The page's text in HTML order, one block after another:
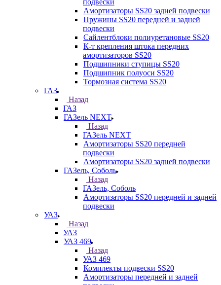
подвески
Амортизаторы SS20 задней подвески
Пружины SS20 передней и задней
подвески
Сайлентблоки полиуретановые SS20
К-т крепления штока передних
амортизаторов SS20
Подшипники ступицы SS20
Подшипник полуоси SS20
Тормозная система SS20
ГАЗ
Назад
ГАЗ
ГАЗель NEXT
Назад
ГАЗель NEXT
Амортизаторы SS20 передней
подвески
Амортизаторы SS20 задней подвески
ГАЗель, Соболь
Назад
ГАЗель, Соболь
Амортизаторы SS20 передней и задней
подвески
УАЗ
Назад
УАЗ
УАЗ 469
Назад
УАЗ 469
Комплекты подвески SS20
Амортизаторы передней и задней